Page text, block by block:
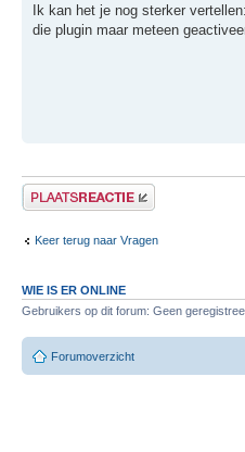
Ik kan het je nog sterker
die plugin maar meteen
Plaats een reactie
Keer terug naar Vragen
WIE IS ER ONLINE
Gebruikers op dit forum: Geen
Forumoverzicht